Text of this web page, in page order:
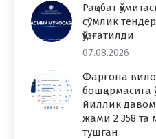
Рақобат
сўмлик
қўзғатилди
07.08.2026
Фарғона
бошқармасига
йиллик
жами 2 358 та
тушган